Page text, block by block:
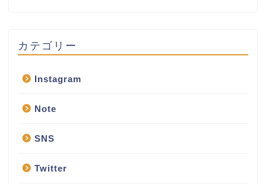
カテゴリー
Instagram
Note
SNS
Twitter